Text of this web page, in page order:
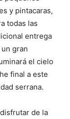
y pintacaras,
todas las
entrega
gran
el cielo
final a este
serrana.
de la